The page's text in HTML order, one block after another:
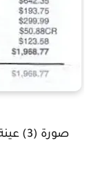
صورة (3)